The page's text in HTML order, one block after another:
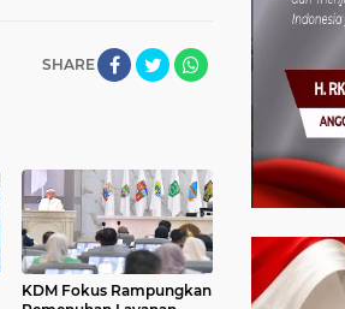
SHARE
KDM Fokus Rampungkan